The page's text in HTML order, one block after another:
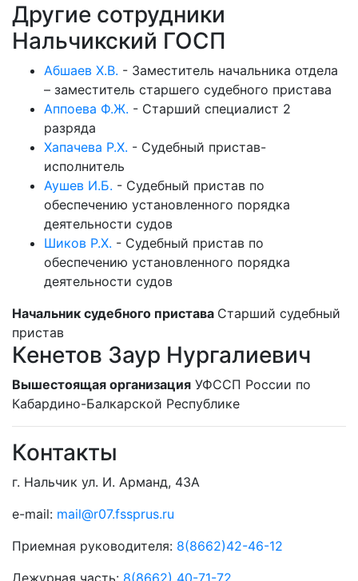
Другие сотрудники
Нальчикский ГОСП
Абшаев Х.В. - Заместитель начальника отдела
– заместитель старшего судебного пристава
Аппоева Ф.Ж. - Старший специалист 2
разряда
Хапачева Р.Х. - Судебный пристав-
исполнитель
Аушев И.Б. - Судебный пристав по
обеспечению установленного порядка
деятельности судов
Шиков Р.Х. - Судебный пристав по
обеспечению установленного порядка
деятельности судов
Начальник судебного пристава Старший судебный
пристав
Кенетов Заур Нургалиевич
Вышестоящая организация УФССП России по
Кабардино-Балкарской Республике
Контакты
г. Нальчик ул. И. Арманд, 43А
e-mail: mail@r07.fssprus.ru
Приемная руководителя: 8(8662)42-46-12